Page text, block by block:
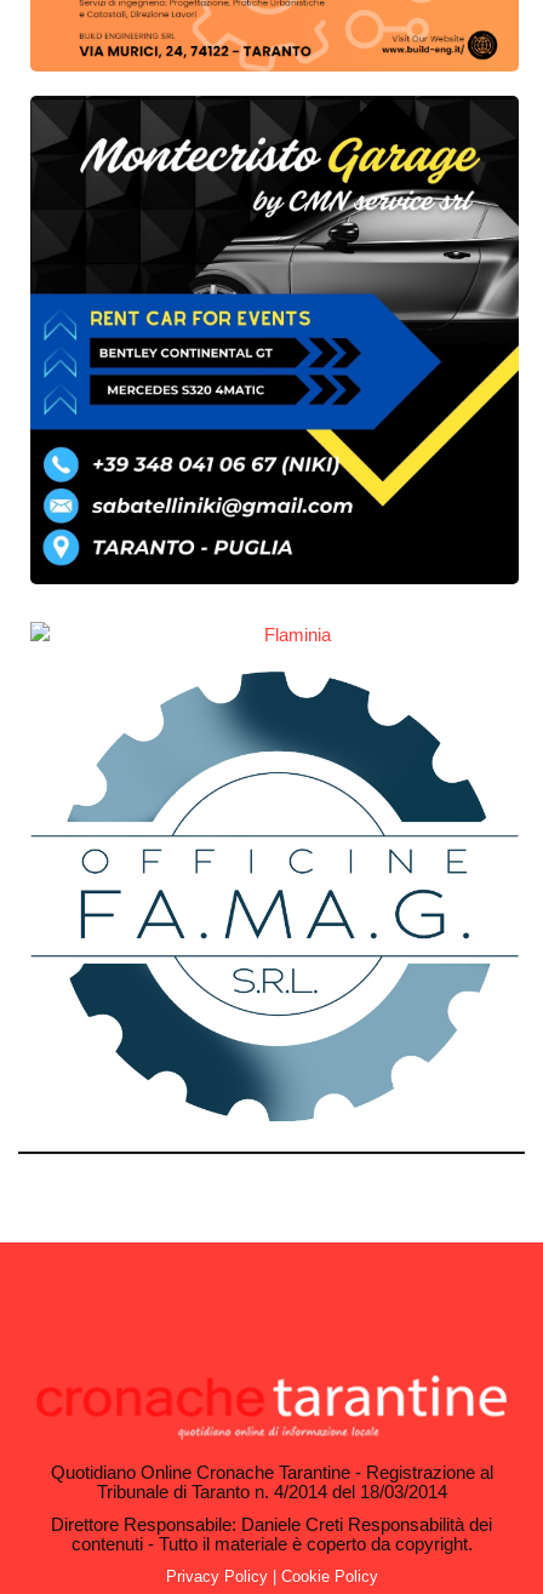
Quotidiano Online Cronache Tarantine - Registrazione al
Tribunale di Taranto n. 4/2014 del 18/03/2014
Direttore Responsabile: Daniele Creti Responsabilità dei
contenuti - Tutto il materiale è coperto da copyright.
Privacy Policy| Cookie Policy